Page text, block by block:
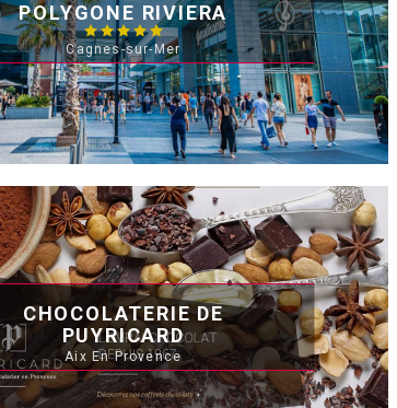
POLYGONE RIVIERA
Cagnes-sur-Mer
CHOCOLATERIE DE
PUYRICARD
Aix En Provence